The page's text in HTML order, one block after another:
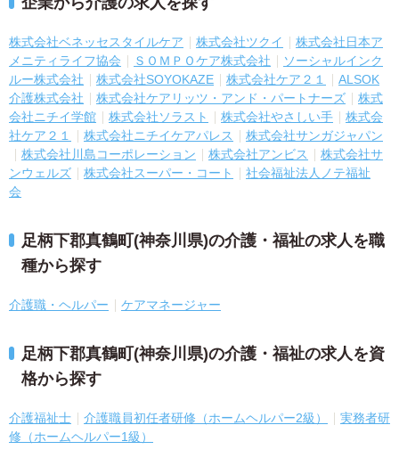
株式会社ベネッセスタイルケア 株式会社ツクイ
株式会社日本ア
メニティライフ協会
ＳＯＭＰＯケア株式会社
ソーシャルインク
ルー株式会社
株式会社SOYOKAZE 株式会社ケア２１
ALSOK
介護株式会社
株式会社ケアリッツ・アンド・パートナーズ
株式
会社ニチイ学館
株式会社ソラスト 株式会社やさしい手
株式会
社ケア２１
株式会社ニチイケアパレス
株式会社サンガジャパン
株式会社川島コーポレーション
株式会社アンビス
株式会社サ
ンウェルズ
株式会社スーパー・コート
社会福祉法人ノテ福祉
会
足柄下郡真鶴町(神奈川県)の介護・福祉の求人を職
種から探す
介護職・ヘルパー ケアマネージャー
足柄下郡真鶴町(神奈川県)の介護・福祉の求人を資
格から探す
介護福祉士 介護職員初任者研修（ホームヘルパー2級）
実務者研
修（ホームヘルパー1級）